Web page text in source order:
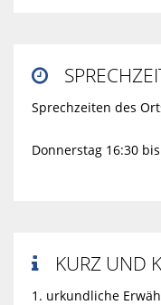

Sprechzeiten des
Donnerstag 16:30
 KURZ UND
1. urkundliche